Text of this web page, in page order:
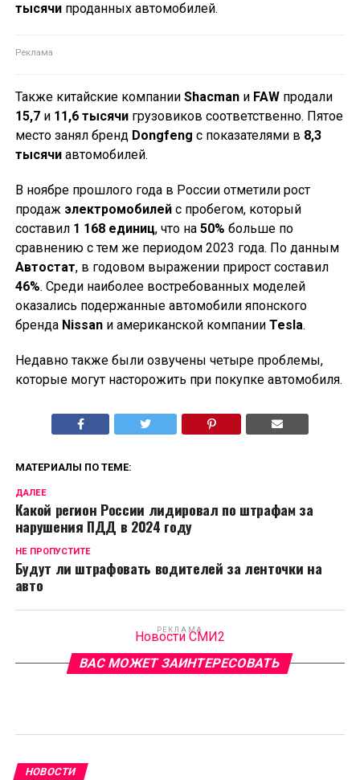
тысячипроданных автомобилей.
Также китайские компании Shacmanи FAWпродали
15,7и 11,6 тысячигрузовиков соответственно. Пятое
место занял бренд Dongfeng с показателями в 8,3
тысячиавтомобилей.
В ноябре прошлого года в России отметили рост
продаж электромобилейс пробегом, который
составил 1 168 единиц, что на 50% больше по
сравнению с тем же периодом 2023 года. По данным
Автостат, в годовом выражении прирост составил
46%. Среди наиболее востребованных моделей
оказались подержанные автомобили японского
бренда Nissanи американской компании Tesla.
Недавно также были озвучены четыре проблемы,
которые могут насторожить при покупке автомобиля.
МАТЕРИАЛЫ ПО ТЕМЕ:
ДАЛЕЕ
Какой регион России лидировал по штрафам за
нарушения ПДД в 2024 году
НЕ ПРОПУСТИТЕ
Будут ли штрафовать водителей за ленточки на
авто
РЕКЛАМА
Новости СМИ2
ВАС МОЖЕТ ЗАИНТЕРЕСОВАТЬ
НОВОСТИ